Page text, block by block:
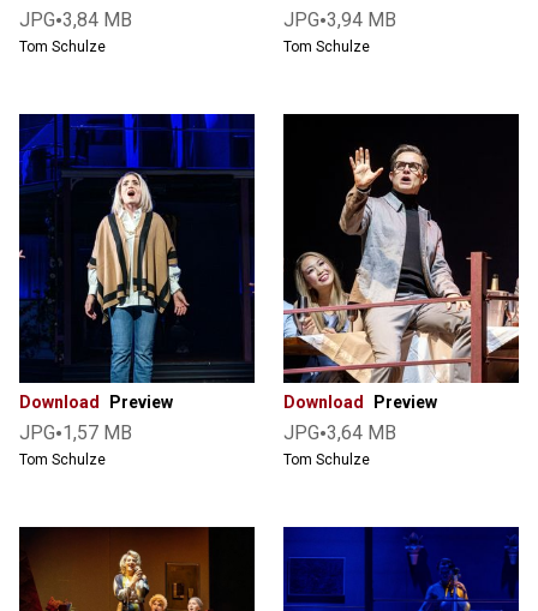
Show
Tickets & Termine
Presse
JPG•3,84 MB
Tom Schulze
JPG•3,94 MB
Tom Schulze
Download Preview
JPG•1,57 MB
Tom Schulze
Download Preview
JPG•3,64 MB
Tom Schulze